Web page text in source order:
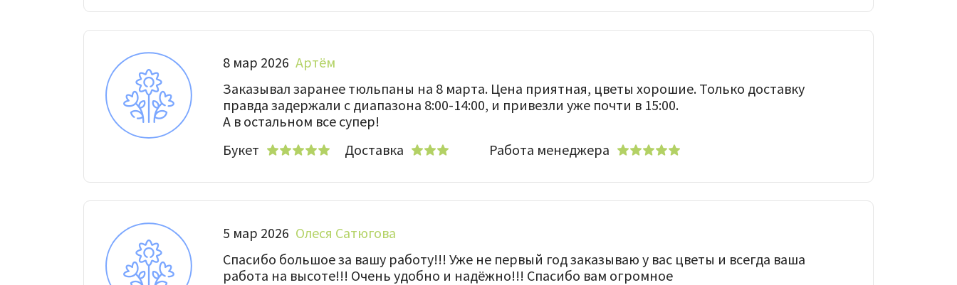
8 мар 2026 Артём
Заказывал заранее тюльпаны на 8 марта. Цена приятная, цветы хорошие. Только доставку
правда задержали с диапазона 8:00-14:00, и привезли уже почти в 15:00.
А в остальном все супер!
Букет
Доставка Работа менеджера
5 мар 2026 Олеся Сатюгова
Спасибо большое за вашу работу!!! Уже не первый год заказываю у вас цветы и всегда ваша
работа на высоте!!! Очень удобно и надёжно!!! Спасибо вам огромное